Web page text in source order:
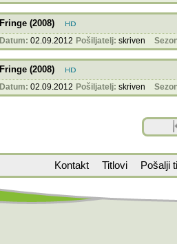
Fringe (2008)
Datum: 02.09.2012 Pošiljatelj: skriven
Fringe (2008)
Datum: 02.09.2012 Pošiljatelj: skriven
Kontakt Titlovi Pošalji